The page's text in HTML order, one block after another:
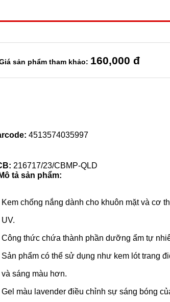
sản phẩm tham khảo: 160,000 đ
4513574035997
216717/23/CBMP-QLD
tả sản phẩm:
Kem chống nắng dành cho khuôn mặt và cơ
UV.
Công thức chứa thành phần dưỡng ẩm tự
Sản phẩm có thể sử dụng như kem lót trang
và sáng màu hơn.
Gel màu lavender điều chỉnh sự sáng bóng